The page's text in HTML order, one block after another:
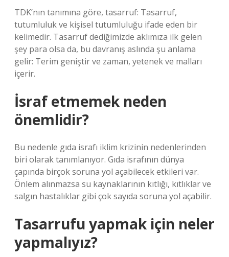
TDK’nın tanımına göre, tasarruf: Tasarruf,
tutumluluk ve kişisel tutumluluğu ifade eden bir
kelimedir. Tasarruf dediğimizde aklımıza ilk gelen
şey para olsa da, bu davranış aslında şu anlama
gelir: Terim geniştir ve zaman, yetenek ve malları
içerir.
İsraf etmemek neden
önemlidir?
Bu nedenle gıda israfı iklim krizinin nedenlerinden
biri olarak tanımlanıyor. Gıda israfının dünya
çapında birçok soruna yol açabilecek etkileri var.
Önlem alınmazsa su kaynaklarının kıtlığı, kıtlıklar ve
salgın hastalıklar gibi çok sayıda soruna yol açabilir.
Tasarrufu yapmak için neler
yapmalıyız?